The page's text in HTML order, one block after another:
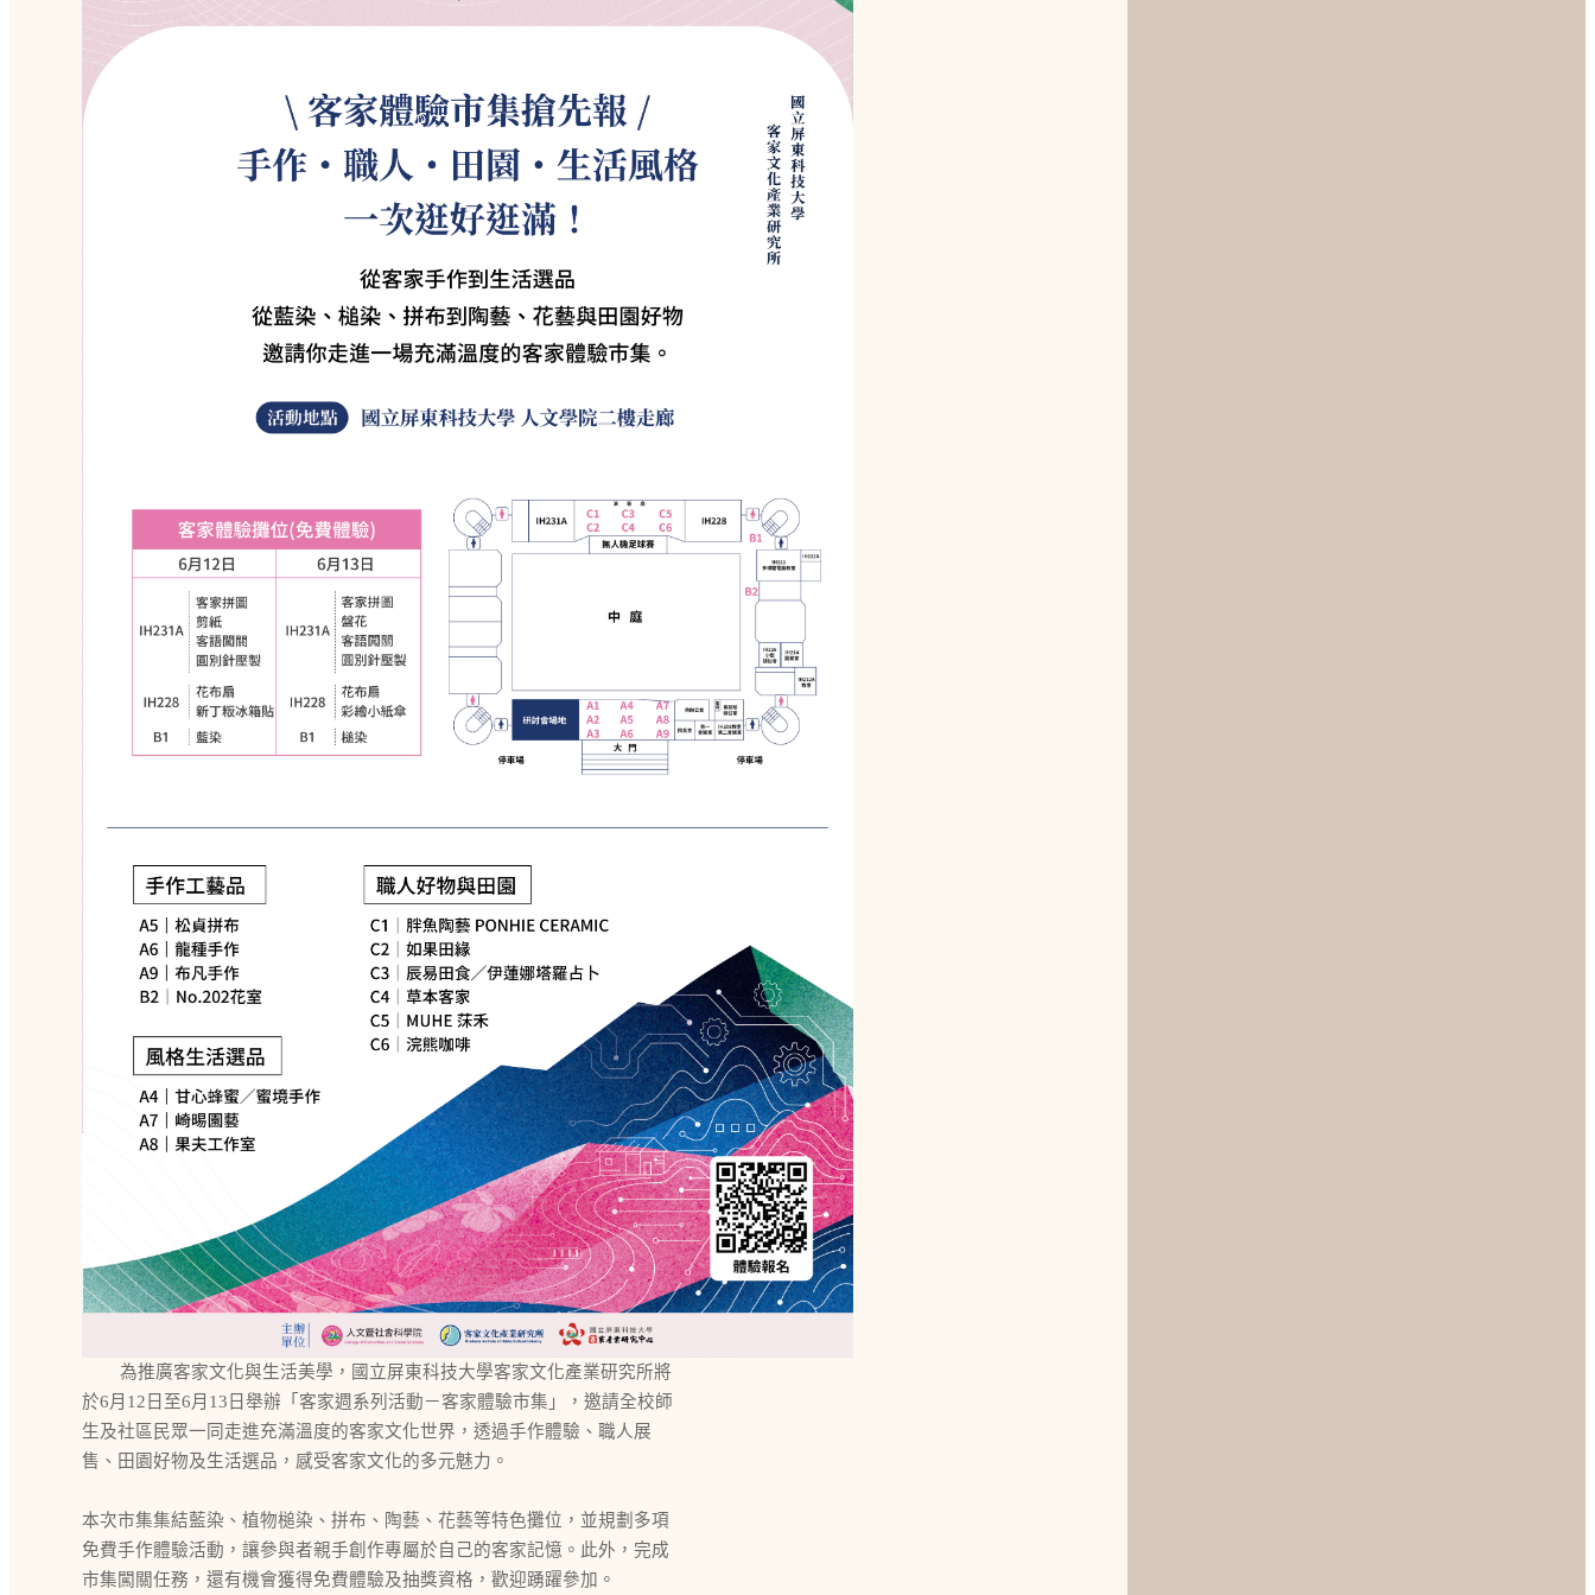
為推廣客家文化與生活美學，國立屏東科技大學客家文化產業研究所將
於6月12日至6月13日舉辦「客家週系列活動－客家體驗市集」，邀請全校師
生及社區民眾一同走進充滿溫度的客家文化世界，透過手作體驗、職人展
售、田園好物及生活選品，感受客家文化的多元魅力。
本次市集集結藍染、植物槌染、拼布、陶藝、花藝等特色攤位，並規劃多項
免費手作體驗活動，讓參與者親手創作專屬於自己的客家記憶。此外，完成
市集闖關任務，還有機會獲得免費體驗及抽獎資格，歡迎踴躍參加。